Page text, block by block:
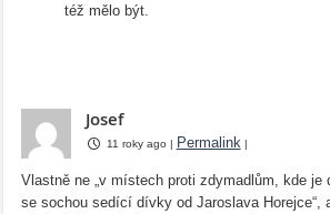
též mělo být.
Josef
11 roky ago | Permalink |
Vlastně ne „v místech proti zdymadlům, kde je
se sochou sedící dívky od Jaroslava Horejce“,